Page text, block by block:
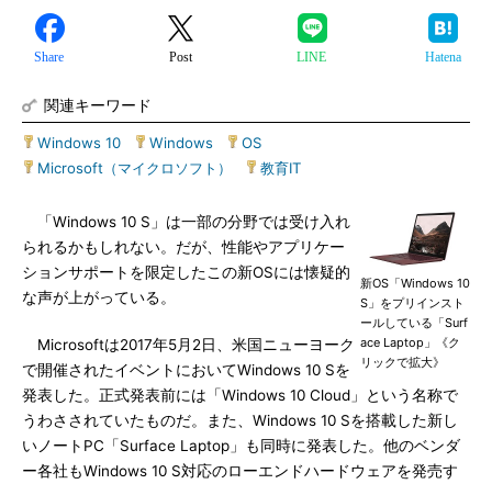
Share Post LINE Hatena
関連キーワード
Windows 10 Windows OS
Microsoft（マイクロソフト）
教育IT
新OS「Windows 10
S」をプリインスト
ールしている「Surf
ace Laptop」《ク
リックで拡大》
「Windows 10 S」は一部の分野では受け入れ
られるかもしれない。だが、性能やアプリケー
ションサポートを限定したこの新OSには懐疑的
な声が上がっている。
Microsoftは2017年5月2日、米国ニューヨーク
で開催されたイベントにおいてWindows 10 Sを
発表した。正式発表前には「Windows 10 Cloud」という名称で
うわさされていたものだ。また、Windows 10 Sを搭載した新し
いノートPC「Surface Laptop」も同時に発表した。他のベンダ
ー各社もWindows 10 S対応のローエンドハードウェアを発売す